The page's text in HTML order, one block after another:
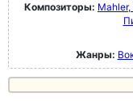
Композиторы:
Жанры: